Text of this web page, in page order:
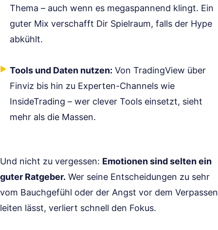
Thema – auch wenn es megaspannend klingt. Ein
guter Mix verschafft Dir Spielraum, falls der Hype
abkühlt.
Tools und Daten nutzen: Von TradingView über
Finviz bis hin zu Experten-Channels wie
InsideTrading – wer clever Tools einsetzt, sieht
mehr als die Massen.
Und nicht zu vergessen: Emotionen sind selten ein
guter Ratgeber. Wer seine Entscheidungen zu sehr
vom Bauchgefühl oder der Angst vor dem Verpassen
leiten lässt, verliert schnell den Fokus.